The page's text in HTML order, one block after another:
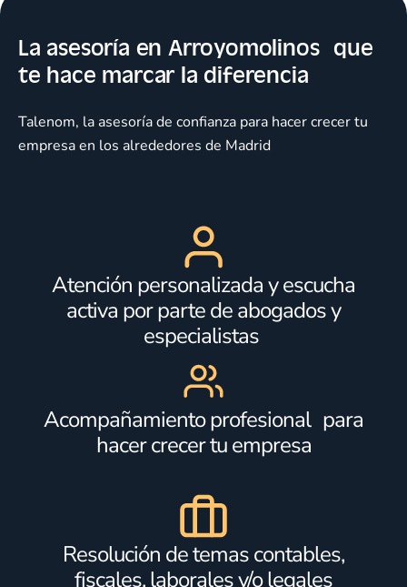
La asesoría en Arroyomolinos que
te hace marcar la diferencia
Talenom, la asesoría de confianza para hacer crecer tu
empresa en los alrededores de Madrid
Atención personalizada y escucha
activa por parte de abogados y
especialistas
Acompañamiento profesional para
hacer crecer tu empresa
Resolución de temas contables,
fiscales, laborales y/o legales